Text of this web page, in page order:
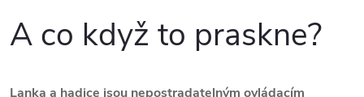
v
A co když to praskne?
Lanka a hadice jsou nepostradatelným ovládacím